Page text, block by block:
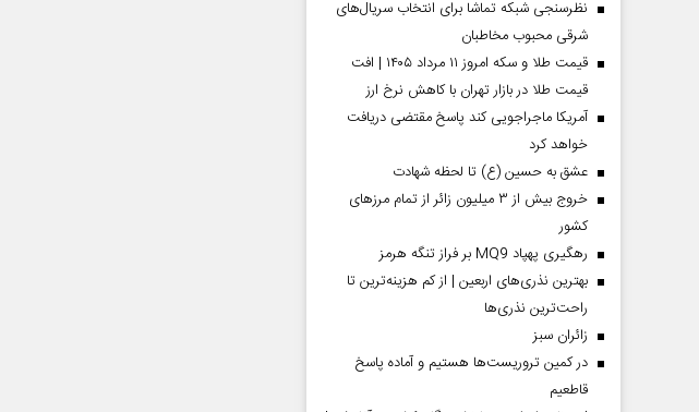
نظرسنجی شبکه تماشا برای انتخاب سریال‌های
شرقی محبوب مخاطبان
قیمت طلا و سکه امروز ۱۱ مرداد ۱۴۰۵ | افت
قیمت طلا در بازار تهران با کاهش نرخ ارز
آمریکا ماجراجویی کند پاسخ مقتضی دریافت
خواهد کرد
عشق به حسین (ع) تا لحظه شهادت
خروج بیش از ۳ میلیون زائر از تمام مرز‌های
کشور
رهگیری پهپاد MQ9 بر فراز تنگه هرمز
بهترین نذری‌های اربعین | از کم هزینه‌ترین تا
راحت‌ترین نذری‌ها
‌زائران سبز
در کمین تروریست‌ها هستیم و آماده پاسخ
قاطعیم